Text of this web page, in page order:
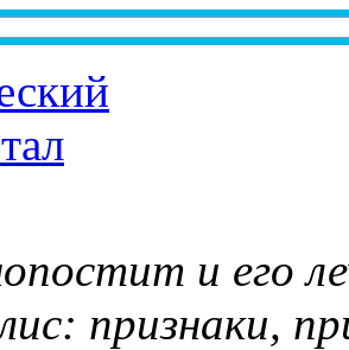
и его
признаки,